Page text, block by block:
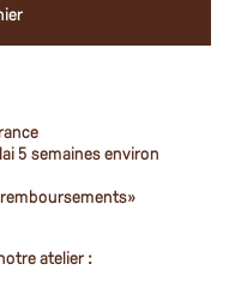
5 semaines environ
atelier :